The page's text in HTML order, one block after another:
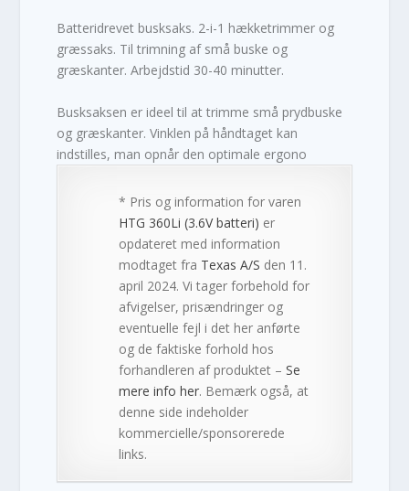
Batteridrevet busksaks. 2-i-1 hækketrimmer og
græssaks. Til trimning af små buske og
græskanter. Arbejdstid 30-40 minutter.
Busksaksen er ideel til at trimme små prydbuske
og græskanter. Vinklen på håndtaget kan
indstilles, man opnår den optimale ergono
* Pris og information for varen
HTG 360Li (3.6V batteri) er
opdateret med information
modtaget fra Texas A/S den 11.
april 2024. Vi tager forbehold for
afvigelser, prisændringer og
eventuelle fejl i det her anførte
og de faktiske forhold hos
forhandleren af produktet –Se
mere info her. Bemærk også, at
denne side indeholder
kommercielle/sponsorerede
links.